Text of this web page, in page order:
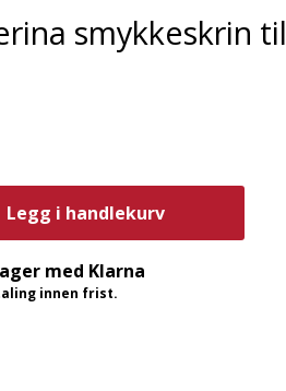
smykkeskrin til
Legg i handlekurv
med Klarna
innen frist.